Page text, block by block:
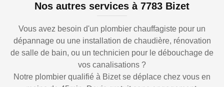
Nos autres services à 7783 Bizet
Vous avez besoin d'un plombier chauffagiste pour un
dépannage ou une installation de chaudière, rénovation
de salle de bain, ou un technicien pour le débouchage de
vos canalisations ?
Notre plombier qualifié à Bizet se déplace chez vous en